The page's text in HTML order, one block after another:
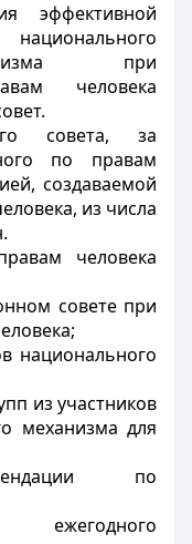
эффективной
национального
при
человека
совета, за
по правам
создаваемой
из числа
человека
совете при
национального
из участников
механизма для
по
ежегодного